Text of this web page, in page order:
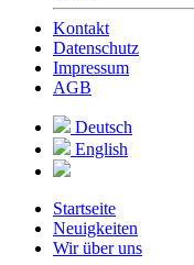
Kontakt
Datenschutz
Impressum
AGB
Deutsch
English
Startseite
Neuigkeiten
Wir über uns